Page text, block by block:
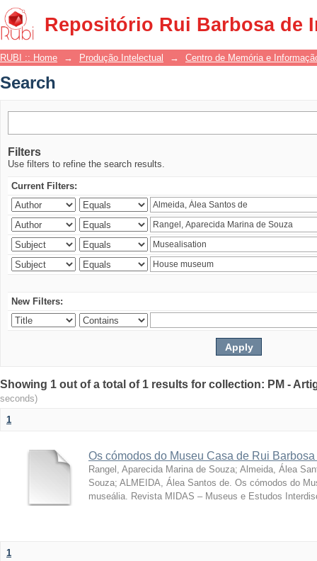
Repositório Rui Barbosa de
Search
RUBI :: Home → Produção Intelectual → Centro de Memória e
Search
Filters
Use filters to refine the search results.
Current Filters:
New Filters:
Showing 1 out of a total of 1 results for collection: PM -
seconds)
1
Os cómodos do Museu Casa de Rui
Rangel, Aparecida Marina de Souza; Almeida, Álea
Souza; ALMEIDA, Álea Santos de. Os cómodos do
museália. Revista MIDAS – Museus e Estudos
1